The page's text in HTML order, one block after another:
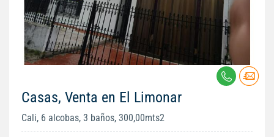
Casas, Venta en El Limonar
Cali, 6 alcobas, 3 baños, 300,00mts2